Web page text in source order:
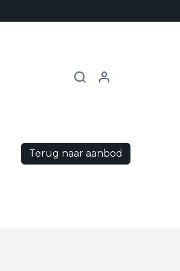
Terug naar aanbod